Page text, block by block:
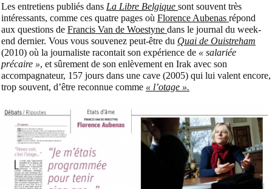
Les entretiens publiés dans La Libre Belgique sont souvent très
intéressants, comme ces quatre pages où Florence Aubenas répond
aux questions de Francis Van de Woestyne dans le journal du week-
end dernier. Vous vous souvenez peut-être du Quai de Ouistreham
(2010) où la journaliste racontait son expérience de « salariée
précaire », et sûrement de son enlèvement en Irak avec son
accompagnateur, 157 jours dans une cave (2005) qui lui valent encore,
trop souvent, d’être reconnue comme « l’otage ».